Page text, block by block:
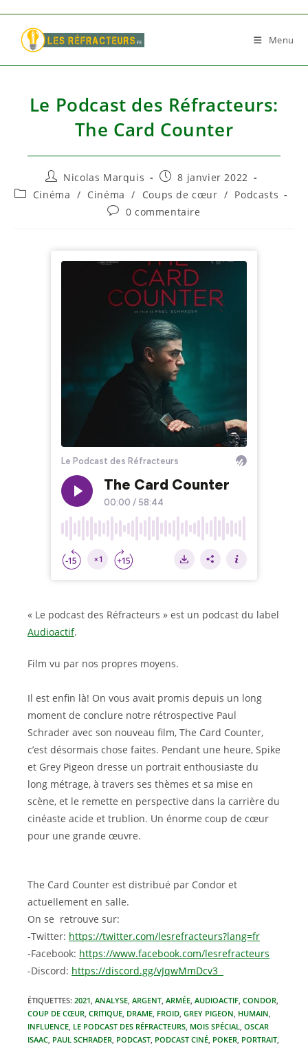
content
Menu
Le Podcast des Réfracteurs:
The Card Counter
Auteur/autrice
de
la
publication :
Nicolas Marquis
Publication
publiée :
8 janvier 2022
PostCinéma / Cinéma / Coups de cœur / Podcasts
Commentaires
0 commentaire
« Le podcast des Réfracteurs » est un podcast du label
Audioactif.
Film vu par nos propres moyens.
Il est enfin là! On vous avait promis depuis un long
moment de conclure notre rétrospective Paul
Schrader avec son nouveau film, The Card Counter,
c’est désormais chose faites. Pendant une heure, Spike
et Grey Pigeon dresse un portrait enthousiaste du
long métrage, à travers ses thèmes et sa mise en
scène, et le remette en perspective dans la carrière du
cinéaste acide et trublion. Un énorme coup de cœur
pour une grande œuvre.
The Card Counter est distribué par Condor et
actuellement en salle.
On se retrouve sur:
-Twitter: https://twitter.com/lesrefracteurs?lang=fr
-Facebook: https://www.facebook.com/lesrefracteurs
-Discord: https://discord.gg/vJqwMmDcv3
ÉTIQUETTES: 2021, ANALYSE, ARGENT, ARMÉE, AUDIOACTIF, CONDOR,
COUP DE CŒUR, CRITIQUE, DRAME, FROID, GREY PIGEON, HUMAIN,
INFLUENCE, LE PODCAST DES RÉFRACTEURS, MOIS SPÉCIAL, OSCAR
ISAAC, PAUL SCHRADER, PODCAST, PODCAST CINÉ, POKER, PORTRAIT,